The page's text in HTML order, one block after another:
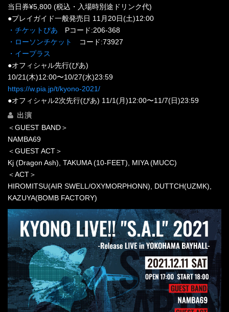
当日券¥5,800 (税込・入場時別途ドリンク代)
●プレイガイド一般発売日 11月20日(土)12:00
・チケットぴあ Pコード:206-368
・ローソンチケット
コード:73927
・イープラス
●オフィシャル先行(ぴあ)
10/21(木)12:00〜10/27(水)23:59
https://w.pia.jp/t/kyono-2021/
●オフィシャル2次先行(ぴあ) 11/1(月)12:00〜11/7(日)23:59
出演
＜GUEST BAND＞
NAMBA69
＜GUEST ACT＞
Kj (Dragon Ash), TAKUMA (10-FEET), MIYA (MUCC)
＜ACT＞
HIROMITSU(AIR SWELL/OXYMORPHONN), DUTTCH(UZMK),
KAZUYA(BOMB FACTORY)